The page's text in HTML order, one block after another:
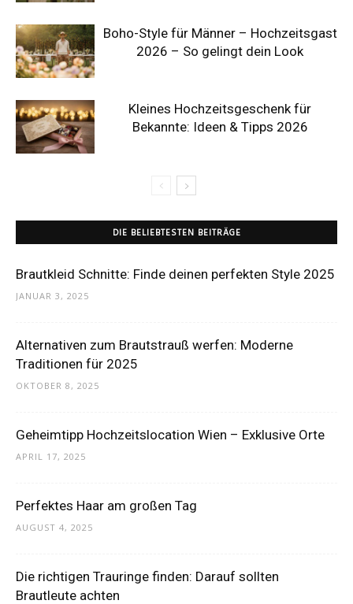
Boho-Style für Männer – Hochzeitsgast
2026 – So gelingt dein Look
Kleines Hochzeitsgeschenk für
Bekannte: Ideen & Tipps 2026
DIE BELIEBTESTEN BEITRÄGE
Brautkleid Schnitte: Finde deinen perfekten Style 2025
JANUAR 3, 2025
Alternativen zum Brautstrauß werfen: Moderne
Traditionen für 2025
OKTOBER 8, 2025
Geheimtipp Hochzeitslocation Wien – Exklusive Orte
APRIL 17, 2025
Perfektes Haar am großen Tag
AUGUST 4, 2025
Die richtigen Trauringe finden: Darauf sollten
Brautleute achten